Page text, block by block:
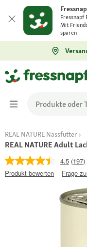
Fressnapf
Mit
sparen
REAL NATURE Nassfutter
REAL NATURE Adult
4.5 (197)
Produkt bewerten
Frage